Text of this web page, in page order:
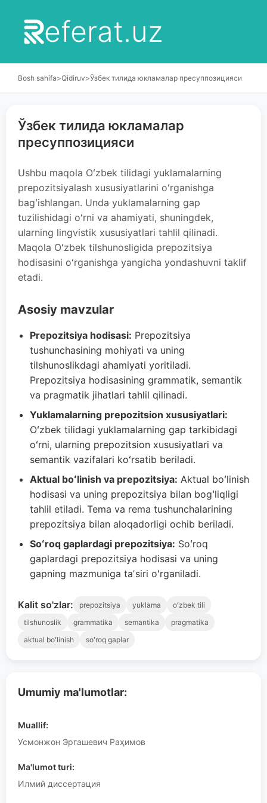
eferat.uz
Bosh sahifa>Qidiruv>Ўзбек тилида юкламалар пресуппозицияси
Umumiy ma'lumotlar:
Muallif:
Усмонжон Эргашевич Раҳимов
Ma'lumot turi:
Илмий диссертация
Ўзбек тилида юкламалар
пресуппозицияси
Ushbu maqola Oʻzbek tilidagi yuklamalarning
prepozitsiyalash xususiyatlarini oʻrganishga
bagʻishlangan. Unda yuklamalarning gap
tuzilishidagi oʻrni va ahamiyati, shuningdek,
ularning lingvistik xususiyatlari tahlil qilinadi.
Maqola Oʻzbek tilshunosligida prepozitsiya
hodisasini oʻrganishga yangicha yondashuvni taklif
etadi.
Asosiy mavzular
Prepozitsiya hodisasi: Prepozitsiya
tushunchasining mohiyati va uning
tilshunoslikdagi ahamiyati yoritiladi.
Prepozitsiya hodisasining grammatik, semantik
va pragmatik jihatlari tahlil qilinadi.
Yuklamalarning prepozitsion xususiyatlari:
Oʻzbek tilidagi yuklamalarning gap tarkibidagi
oʻrni, ularning prepozitsion xususiyatlari va
semantik vazifalari koʻrsatib beriladi.
Aktual boʻlinish va prepozitsiya: Aktual boʻlinish
hodisasi va uning prepozitsiya bilan bogʻliqligi
tahlil etiladi. Tema va rema tushunchalarining
prepozitsiya bilan aloqadorligi ochib beriladi.
Soʻroq gaplardagi prepozitsiya: Soʻroq
gaplardagi prepozitsiya hodisasi va uning
gapning mazmuniga taʼsiri oʻrganiladi.
Kalit so'zlar: prepozitsiya yuklama
oʻzbek tili
tilshunoslik
grammatika semantika
pragmatika
aktual boʻlinish
soʻroq gaplar